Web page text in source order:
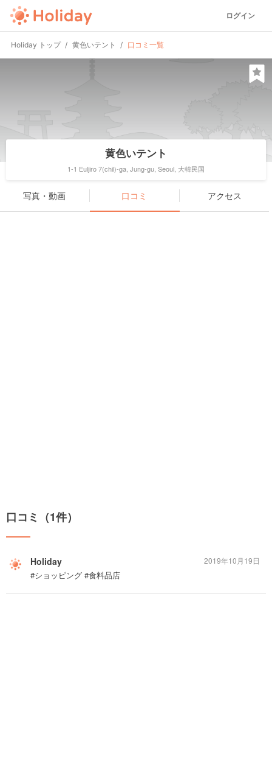
ログイン
Holiday トップ 黄色いテント 口コミ一覧
黄色いテント
1-1 Euljiro 7(chil)-ga, Jung-gu, Seoul, 大韓民国
写真・動画 口コミ アクセス
口コミ（1件）
Holiday
#ショッピング #食料品店
2019年10月19日